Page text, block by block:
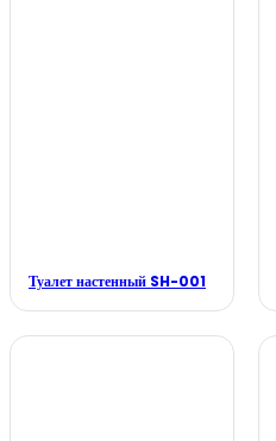
Туалет настенный SH-001